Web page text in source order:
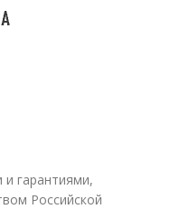
гарантиями,
Российской